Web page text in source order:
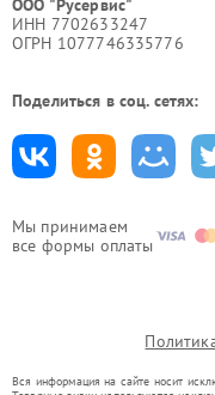
Мы принимаем
все формы оплаты
ООО "Русервис"
ИНН 7702633247
ОГРН 1077746335776
Поделиться в соц. сетях:
Вся информация на сайте носит